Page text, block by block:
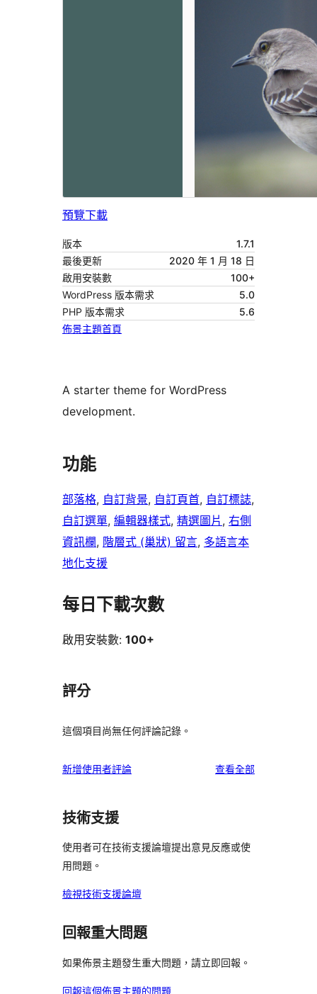
預覽下載
版本
1.7.1
最後更新
2020 年 1 月 18 日
啟用安裝數
100+
WordPress 版本需求
5.0
PHP 版本需求
5.6
佈景主題首頁
A starter theme for WordPress
development.
功能
部落格, 自訂背景, 自訂頁首, 自訂標誌
自訂選單, 編輯器樣式, 精選圖片 , 右側
資訊欄, 階層式 (巢狀) 留言, 多語言本
地化支援
每日下載次數
啟用安裝數: 100+
評分
這個項目尚無任何評論記錄。
新增使用者評論 查看全部使
技術支援
使用者可在技術支援論壇提出意見反應或使
用問題。
檢視技術支援論壇
回報重大問題
如果佈景主題發生重大問題，請立即回報。
回報這個佈景主題的問題